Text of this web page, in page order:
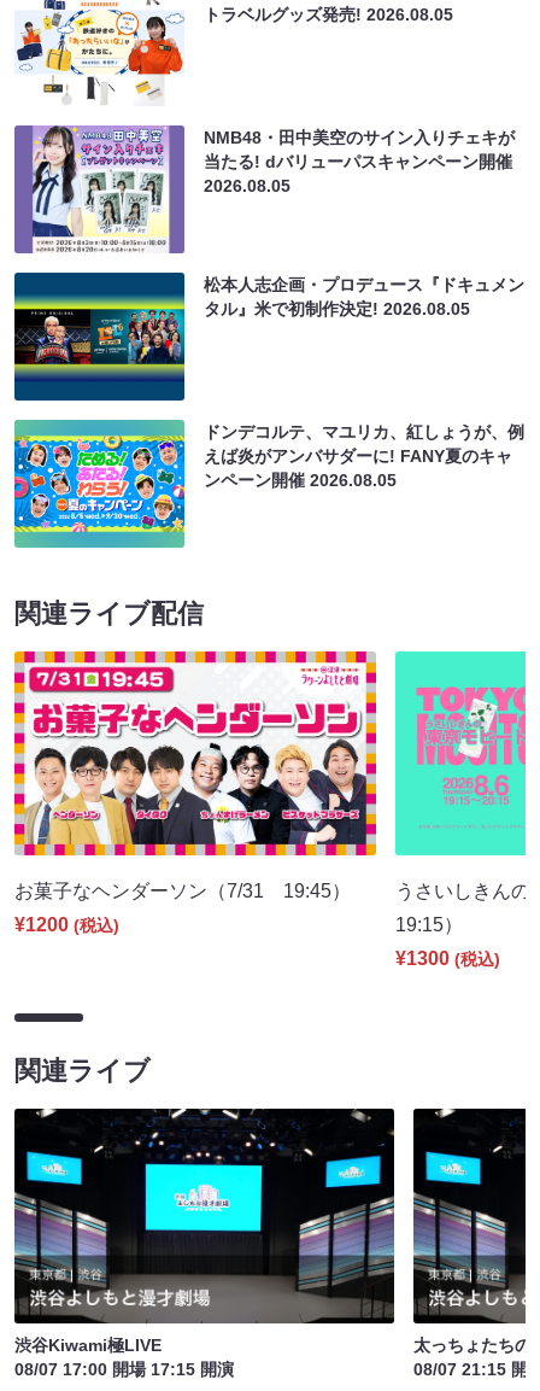
トラベルグッズ発売!2026.08.05
NMB48・田中美空のサイン入りチェキが
当たる! dバリューパスキャンペーン開催
2026.08.05
松本人志企画・プロデュース『ドキュメン
タル』米で初制作決定!2026.08.05
ドンデコルテ、マユリカ、紅しょうが、例
えば炎がアンバサダーに! FANY夏のキャ
ンペーン開催2026.08.05
関連ライブ配信
お菓子なヘンダーソン（7/31 19:45）
¥1200 (税込)
うさいしきん
19:15）
¥1300 (税込)
関連ライブ
渋谷Kiwami極LIVE
08/07 17:00 開場 17:15 開演
太っちょたちの
08/07 21:15 開